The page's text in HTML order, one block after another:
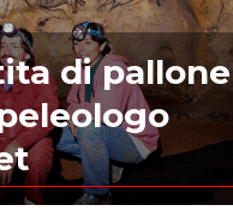
di pallone